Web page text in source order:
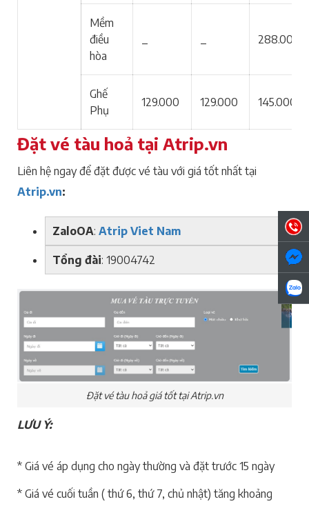
Mềm
điều
hòa
288.000
Ghế
Phụ
129.000 129.000 145.000
Đặt vé tàu hoả tại Atrip.vn
Liên hệ ngay để đặt được vé tàu với giá tốt nhất tại
Atrip.vn:
ZaloOA: Atrip Viet Nam
Tổng đài: 19004742
Đặt vé tàu hoả giá tốt tại Atrip.vn
LƯU Ý:
* Giá vé áp dụng cho ngày thường và đặt trước 15 ngày
* Giá vé cuối tuần ( thứ 6, thứ 7, chủ nhật) tăng khoảng